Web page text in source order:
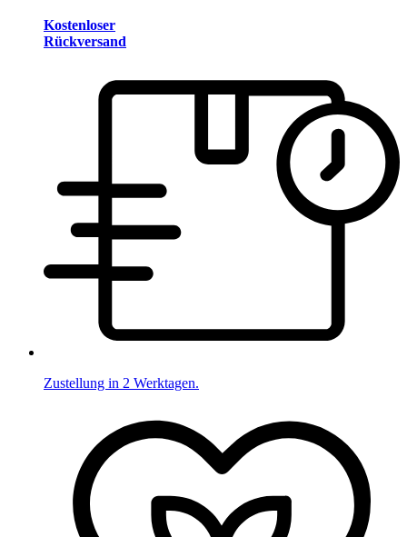
Kostenloser
Rückversand
Zustellung in 2 Werktagen.